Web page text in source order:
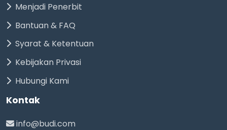
Menjadi Penerbit
Bantuan & FAQ
Syarat & Ketentuan
Kebijakan Privasi
Hubungi Kami
Kontak
info@budi.com